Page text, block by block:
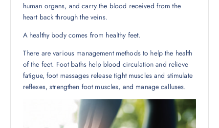
human organs, and carry the blood received from the
heart back through the veins.
A healthy body comes from healthy feet.
There are various management methods to help the health
of the feet. Foot baths help blood circulation and relieve
fatigue, foot massages release tight muscles and stimulate
reflexes, strengthen foot muscles, and manage calluses.